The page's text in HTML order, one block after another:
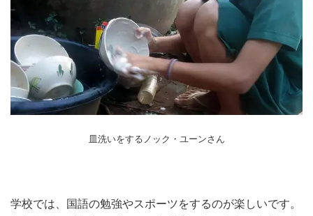
皿洗いをするノック・ユーンさん
学校では、国語の勉強やスポーツをするのが楽しいです。